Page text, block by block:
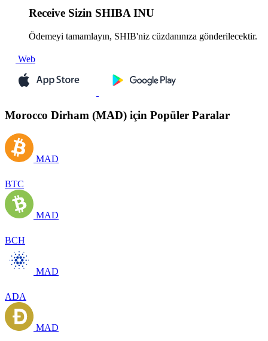
Receive Sizin SHIBA INU
Ödemeyi tamamlayın, SHIB'niz cüzdanınıza gönderilecektir.
Web
Morocco Dirham (MAD) için Popüler Paralar
MAD
BTC
MAD
BCH
MAD
ADA
MAD